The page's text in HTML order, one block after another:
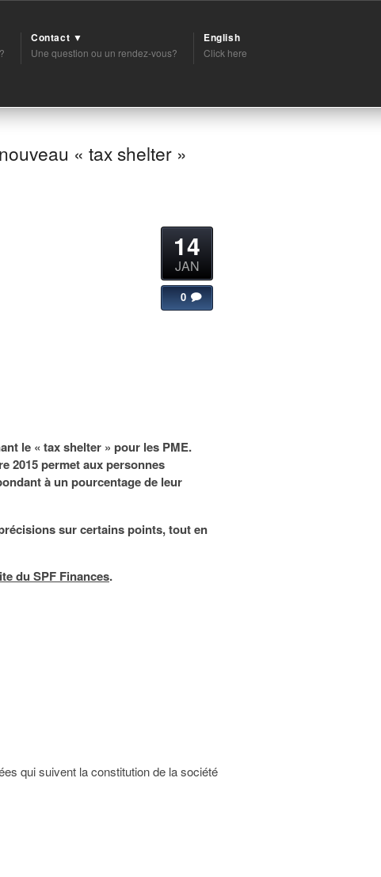
Contact ▼
Une question ou un rendez-vous?
English
Click here
« tax shelter »
le « tax shelter » pour les PME.
2015permet aux personnes
à un pourcentage de leur
sur certains points, tout en
du SPF Finances.
qui suivent la constitution de la société
14
JAN
0